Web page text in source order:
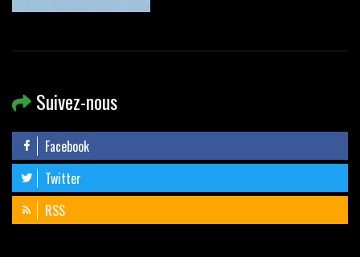
Suivez-nous
Facebook
Twitter
RSS